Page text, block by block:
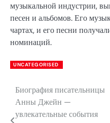
музыкальной индустрии,
песен и альбомов. Его
чартах, и его песни
номинаций.
UNCATEGORISED
Навигация
по
Биография писательницы
Анны Джейн —
увлекательные события